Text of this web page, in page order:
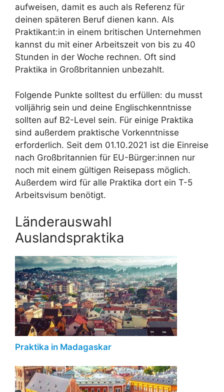
aufweisen, damit es auch als Referenz für
deinen späteren Beruf dienen kann. Als
Praktikant:in in einem britischen Unternehmen
kannst du mit einer Arbeitszeit von bis zu 40
Stunden in der Woche rechnen. Oft sind
Praktika in Großbritannien unbezahlt.
Folgende Punkte solltest du erfüllen: du musst
volljährig sein und deine Englischkenntnisse
sollten auf B2-Level sein. Für einige Praktika
sind außerdem praktische Vorkenntnisse
erforderlich. Seit dem 01.10.2021 ist die Einreise
nach Großbritannien für EU-Bürger:innen nur
noch mit einem gültigen Reisepass möglich.
Außerdem wird für alle Praktika dort ein T-5
Arbeitsvisum benötigt.
Länderauswahl
Auslandspraktika
Praktika in Madagaskar